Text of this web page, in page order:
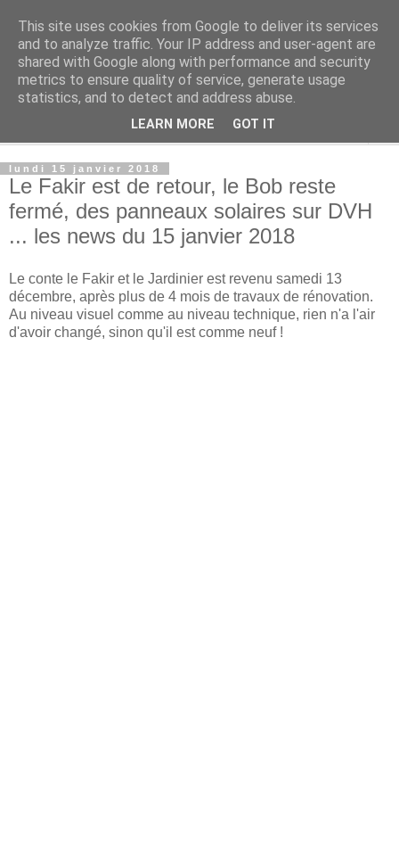
Rue Efteling
Le blog francophone non officiel dédié à Efteling
lundi 15 janvier 2018
Le Fakir est de retour, le Bob reste
fermé, des panneaux solaires sur DVH
... les news du 15 janvier 2018
Le conte le Fakir et le Jardinier est revenu samedi 13
décembre, après plus de 4 mois de travaux de rénovation.
Au niveau visuel comme au niveau technique, rien n'a l'air
d'avoir changé, sinon qu'il est comme neuf !
This site uses cookies from Google to deliver its services
and to analyze traffic. Your IP address and user-agent are
shared with Google along with performance and security
metrics to ensure quality of service, generate usage
statistics, and to detect and address abuse.
LEARN MORE GOT IT